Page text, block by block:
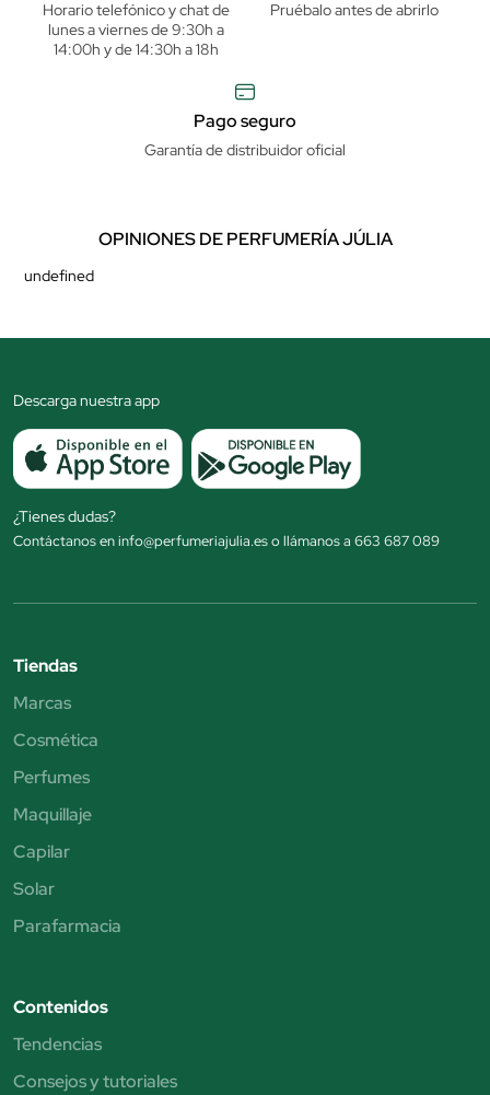
Horario telefónico y chat de
lunes a viernes de 9:30h a
14:00h y de 14:30h a 18h
Pruébalo antes de abrirlo
Pago seguro
Garantía de distribuidor oficial
OPINIONES DE PERFUMERÍA JÚLIA
undefined
Descarga nuestra app
¿Tienes dudas?
Contáctanos en info@perfumeriajulia.es o llámanos a 663 687 089
Tiendas
Marcas
Cosmética
Perfumes
Maquillaje
Capilar
Solar
Parafarmacia
Contenidos
Tendencias
Consejos y tutoriales